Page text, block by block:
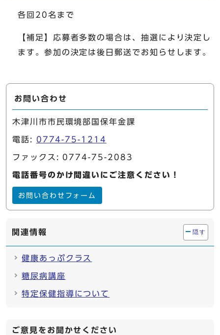
各回20名まで
【補足】応募者多数の場合は、抽選により決定し
ます。参加の決定は後日郵送でお知らせします。
お問い合わせ
木津川市市民環境部国保年金課
電話: 0774-75-1214
ファックス: 0774-75-2083
電話番号のかけ間違いにご注意ください！
お問い合わせフォーム
関連情報 隠す
健康あっぷクラス
糖尿病講座
特定保健指導について
ご意見をお聞かせください